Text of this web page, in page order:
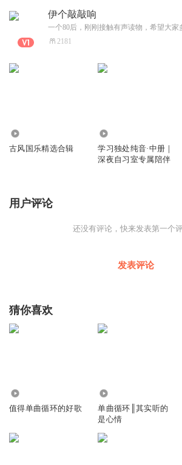
伊个敲敲响
2181
古风国乐精选合辑
学习独处纯音·中册｜
深夜自习室专属陪伴
用户评论
还没有评论，快来发表第一个评
发表评论
猜你喜欢
值得单曲循环的好歌
单曲循环║其实听的
是心情